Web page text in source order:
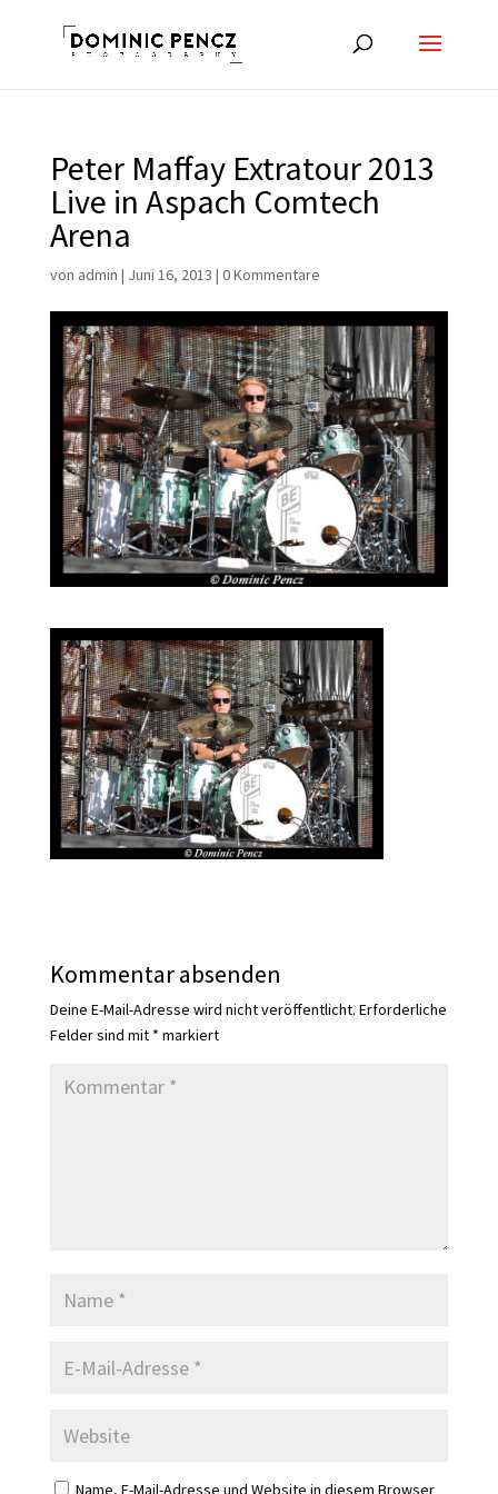
Peter Maffay Extratour 2013
Live in Aspach Comtech
Arena
von admin | Juni 16, 2013 | 0 Kommentare
Kommentar absenden
Deine E-Mail-Adresse wird nicht veröffentlicht. Erforderliche
Felder sind mit * markiert